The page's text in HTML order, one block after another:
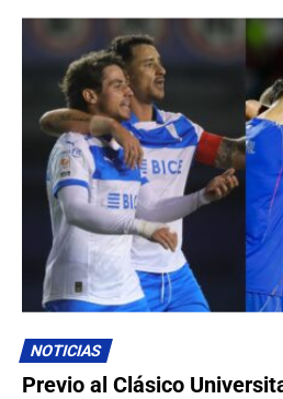
NOTICIAS
Previo al Clásico